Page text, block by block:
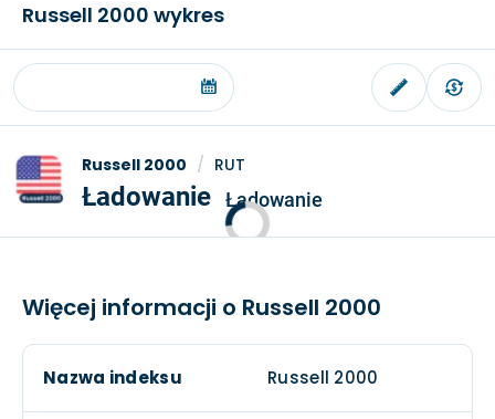
Russell 2000 wykres
Russell 2000 / RUT
Ładowanie Ładowanie
Więcej informacji o Russell 2000
Nazwa indeksu Russell 2000